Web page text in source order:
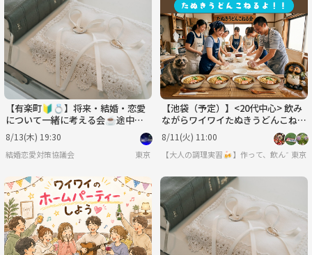
【有楽町🔰💍】将来・結婚・恋愛
について一緒に考える会☕️途中参
加可♪20代〜40代✨
8/13(木) 19:30
結婚恋愛対策協議会 東京
【池袋（予定）】<20代中心> 飲み
ながらワイワイたぬきうどんこねる
会🌈 vol.9
8/11(火) 11:00
【大人の調理実習🍻】作って、飲んで、
東京